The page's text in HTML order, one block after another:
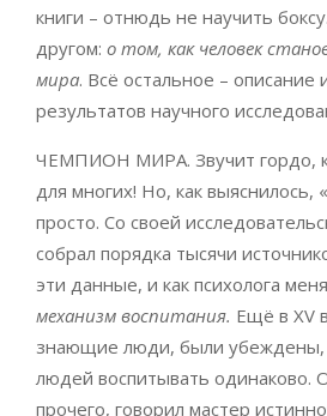
книги – отнюдь не научить
другом: о том, как человек
мира. Всё остальное – описание
результатов научного
ЧЕМПИОН МИРА. Звучит гордо,
для многих! Но, как выяснилось,
просто. Со своей
собрал порядка тысячи
эти данные, и как психолога
механизм воспитания. Ещё в XV
знающие люди, были убеждены,
людей воспитывать одинаково.
прочего, говорил мастер